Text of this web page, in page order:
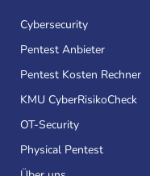
Cybersecurity
Pentest Anbieter
Pentest Kosten Rechner
KMU CyberRisikoCheck
OT-Security
Physical Pentest